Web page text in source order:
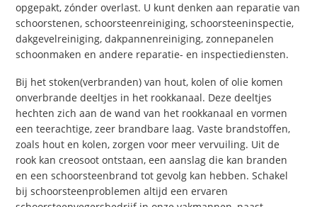
opgepakt, zónder overlast. U kunt denken aan reparatie van
schoorstenen, schoorsteenreiniging, schoorsteeninspectie,
dakgevelreiniging, dakpannenreiniging, zonnepanelen
schoonmaken en andere reparatie- en inspectiediensten.
Bij het stoken(verbranden) van hout, kolen of olie komen
onverbrande deeltjes in het rookkanaal. Deze deeltjes
hechten zich aan de wand van het rookkanaal en vormen
een teerachtige, zeer brandbare laag. Vaste brandstoffen,
zoals hout en kolen, zorgen voor meer vervuiling. Uit de
rook kan creosoot ontstaan, een aanslag die kan branden
en een schoorsteenbrand tot gevolg kan hebben. Schakel
bij schoorsteenproblemen altijd een ervaren